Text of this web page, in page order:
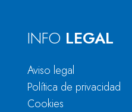
INFO LEGAL
Aviso legal
Política de privacidad
Cookies